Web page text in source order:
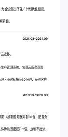
企业提出了生产计划优化建议，
项目。
2021.03-2021.09
迁移。
产管理系统。协调云服务商资
从4小时缩短至30分钟，获得客户
2019.10-2020.03
（部署服务器集群50台，配置负
传输速度提升3倍。定制审批流